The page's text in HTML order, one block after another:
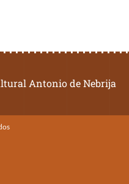
Antonio de Nebrija